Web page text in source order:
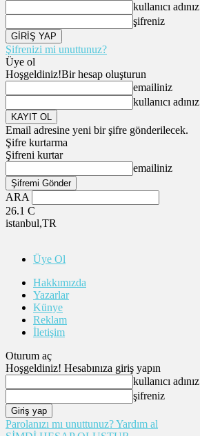
kullanıcı adınız
şifreniz
Şifrenizi mi unuttunuz?
Üye ol
Hoşgeldiniz!Bir hesap oluşturun
emailiniz
kullanıcı adınız
Email adresine yeni bir şifre gönderilecek.
Şifre kurtarma
Şifreni kurtar
emailiniz
ARA
26.1 C
istanbul,TR
Üye Ol
Hakkımızda
Yazarlar
Künye
Reklam
İletişim
Oturum aç
Hoşgeldiniz! Hesabınıza giriş yapın
kullanıcı adınız
şifreniz
Parolanızı mı unuttunuz? Yardım al